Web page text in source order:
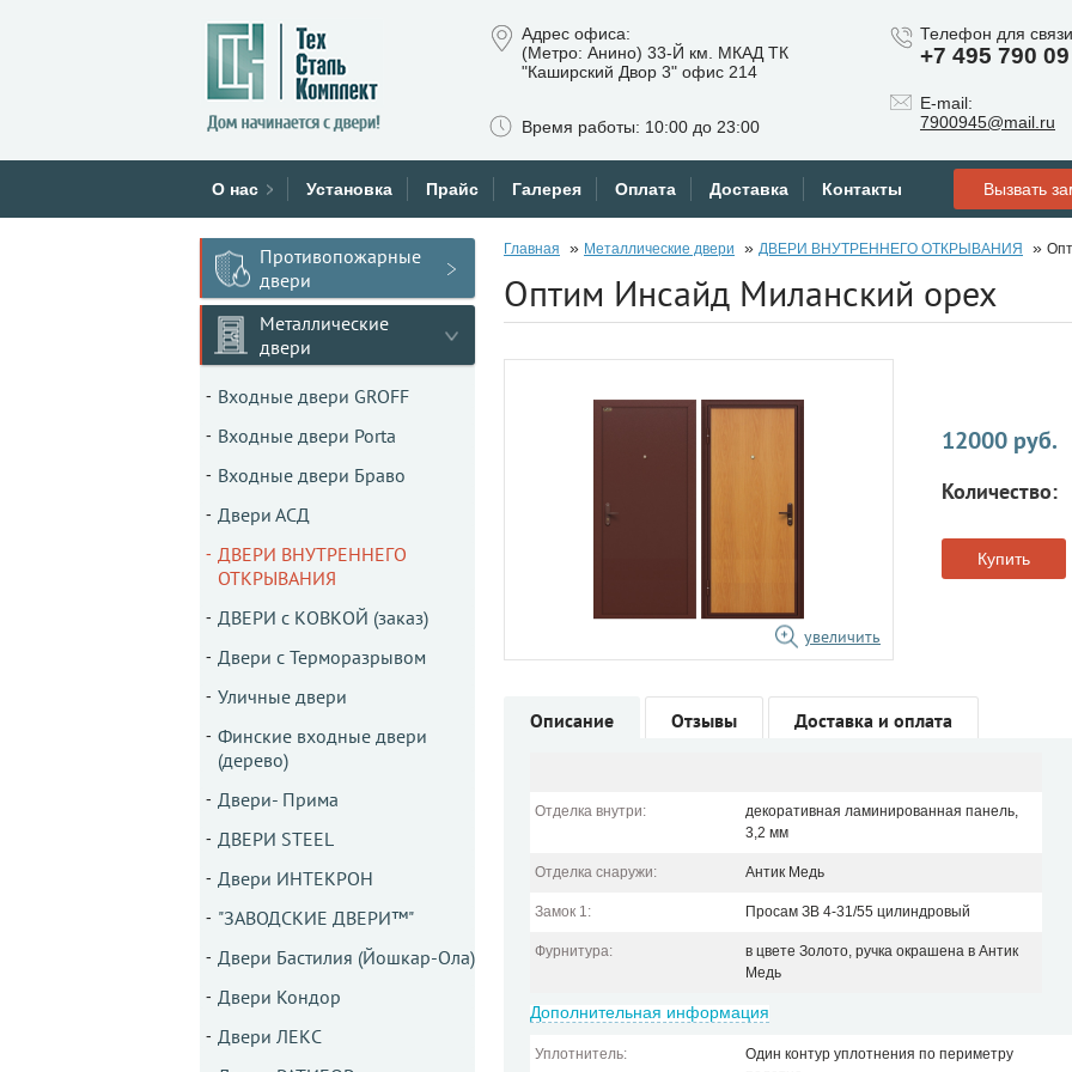
Адрес офиса:
(Метро: Анино) 33-Й км. МКАД ТК
"Каширский Двор 3" офис 214
Время работы: 10:00 до 23:00
Телефон для
+7 495 790
E-mail:
7900945@mail.ru
О нас Установка Прайс Галерея Оплата Доставка Контакты Вызвать
Противопожарные
двери
Металлические
двери
Входные двери GROFF
Входные двери Porta
Входные двери Браво
Двери АСД
ДВЕРИ ВНУТРЕННЕГО
ОТКРЫВАНИЯ
ДВЕРИ с КОВКОЙ (заказ)
Двери с Терморазрывом
Уличные двери
Финские входные двери
(дерево)
Двери- Прима
ДВЕРИ STEEL
Двери ИНТЕКРОН
"ЗАВОДСКИЕ ДВЕРИ™"
Двери Бастилия (Йошкар-Ола)
Двери Кондор
Двери ЛЕКС
Главная » Металлические двери » ДВЕРИ ВНУТРЕННЕГО ОТКРЫВАНИЯ »
Оптим Инсайд Миланский орех
увеличить
12000 руб.
Количество:
Купить
Описание Отзывы Доставка и оплата
Отделка внутри:
декоративная ламинированная панель,
3,2 мм
Отделка снаружи: Антик Медь
Замок 1: Просам ЗВ 4-31/55 цилиндровый
Фурнитура:
в цвете Золото, ручка окрашена в Антик
Медь
Дополнительная информация
Уплотнитель:
Один контур уплотнения по периметру